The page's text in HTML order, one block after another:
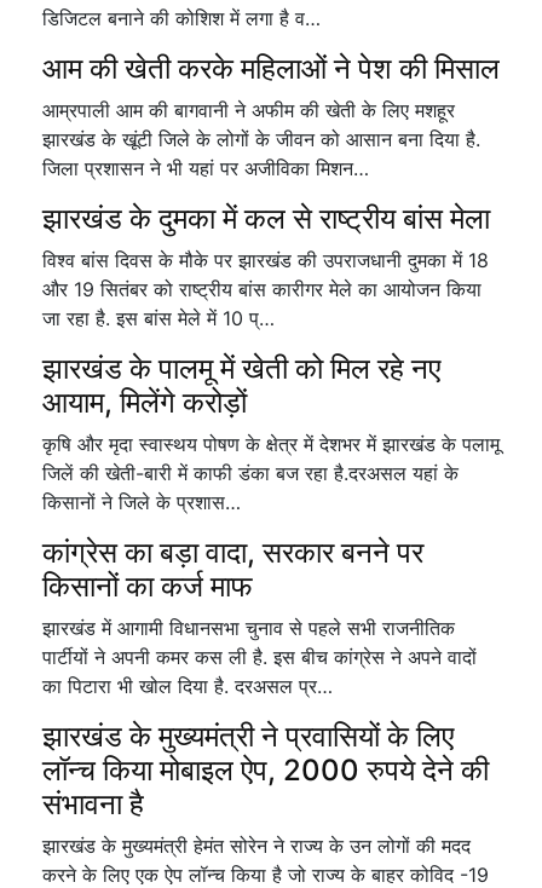
डिजिटल बनाने की कोशिश में लगा है व…
आम की खेती करके महिलाओं ने पेश की मिसाल
आम्रपाली आम की बागवानी ने अफीम की खेती के लिए मशहूर
झारखंड के खूंटी जिले के लोगों के जीवन को आसान बना दिया है.
जिला प्रशासन ने भी यहां पर अजीविका मिशन…
झारखंड के दुमका में कल से राष्ट्रीय बांस मेला
विश्व बांस दिवस के मौके पर झारखंड की उपराजधानी दुमका में 18
और 19 सितंबर को राष्ट्रीय बांस कारीगर मेले का आयोजन किया
जा रहा है. इस बांस मेले में 10 प्…
झारखंड के पालमू में खेती को मिल रहे नए
आयाम, मिलेंगे करोड़ों
कृषि और मृदा स्वास्थय पोषण के क्षेत्र में देशभर में झारखंड के पलामू
जिलें की खेती-बारी में काफी डंका बज रहा है.दरअसल यहां के
किसानों ने जिले के प्रशास…
कांग्रेस का बड़ा वादा, सरकार बनने पर
किसानों का कर्ज माफ
झारखंड में आगामी विधानसभा चुनाव से पहले सभी राजनीतिक
पार्टीयों ने अपनी कमर कस ली है. इस बीच कांग्रेस ने अपने वादों
का पिटारा भी खोल दिया है. दरअसल प्र…
झारखंड के मुख्यमंत्री ने प्रवासियों के लिए
लॉन्च किया मोबाइल ऐप, 2000 रुपये देने की
संभावना है
झारखंड के मुख्यमंत्री हेमंत सोरेन ने राज्य के उन लोगों की मदद
करने के लिए एक ऐप लॉन्च किया है जो राज्य के बाहर कोविद -19